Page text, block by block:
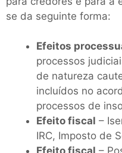
se da seguinte forma:
Efeitos
processos
de natureza
incluídos no
processos de
Efeito fiscal –
IRC, Imposto de
Efeito fiscal –